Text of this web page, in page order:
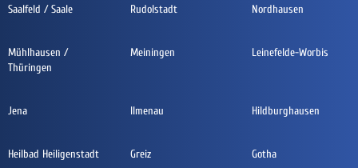
Saalfeld / Saale Rudolstadt Nordhausen
Mühlhausen /
Thüringen
Meiningen Leinefelde-Worbis
Jena Ilmenau Hildburghausen
Heilbad Heiligenstadt Greiz Gotha